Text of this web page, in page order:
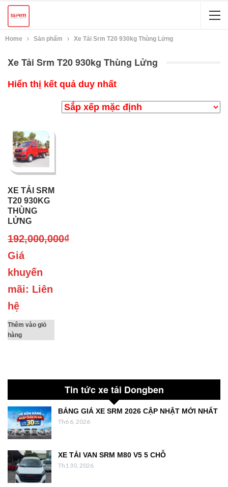
Home Sản phẩm Xe Tải Srm T20 930kg Thùng Lửng
Xe Tải Srm T20 930kg Thùng Lửng
Hiển thị kết quả duy nhất
XE TẢI SRM
T20 930KG
THÙNG
LỬNG
192,000,000₫
Giá
khuyến
mãi: Liên
hệ
Thêm vào giỏ
hàng
Tin tức xe tải Dongben
BẢNG GIÁ XE SRM 2026 CẬP NHẬT MỚI NHẤT
Th6 6, 2026
XE TẢI VAN SRM M80 V5 5 CHỖ
Th1 30, 2026